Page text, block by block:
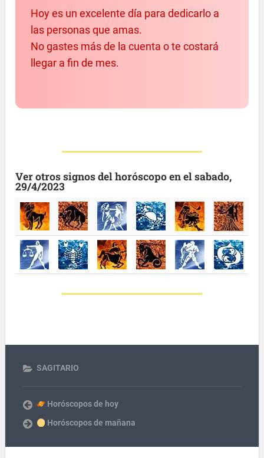
Hoy es un excelente día para dedicarlo a
las personas que amas.
No gastes más de la cuenta o te costará
llegar a fin de mes.
Ver otros signos del horóscopo en el sabado,
29/4/2023
SAGITARIO
Horóscopos de hoy
Horóscopos de mañana